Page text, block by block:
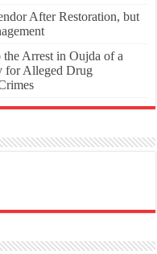
After Restoration, but
Arrest in Oujda of a
for Alleged Drug